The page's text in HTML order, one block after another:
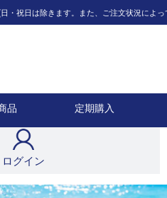
祝日は除きます。また、ご注文状況によっ
品 定期購入
ログイン